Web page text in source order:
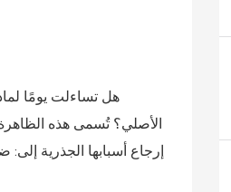
هل تساءلت يومًا
الأصلي؟ تُسمى هذه
إرجاع أسبابها الجذرية